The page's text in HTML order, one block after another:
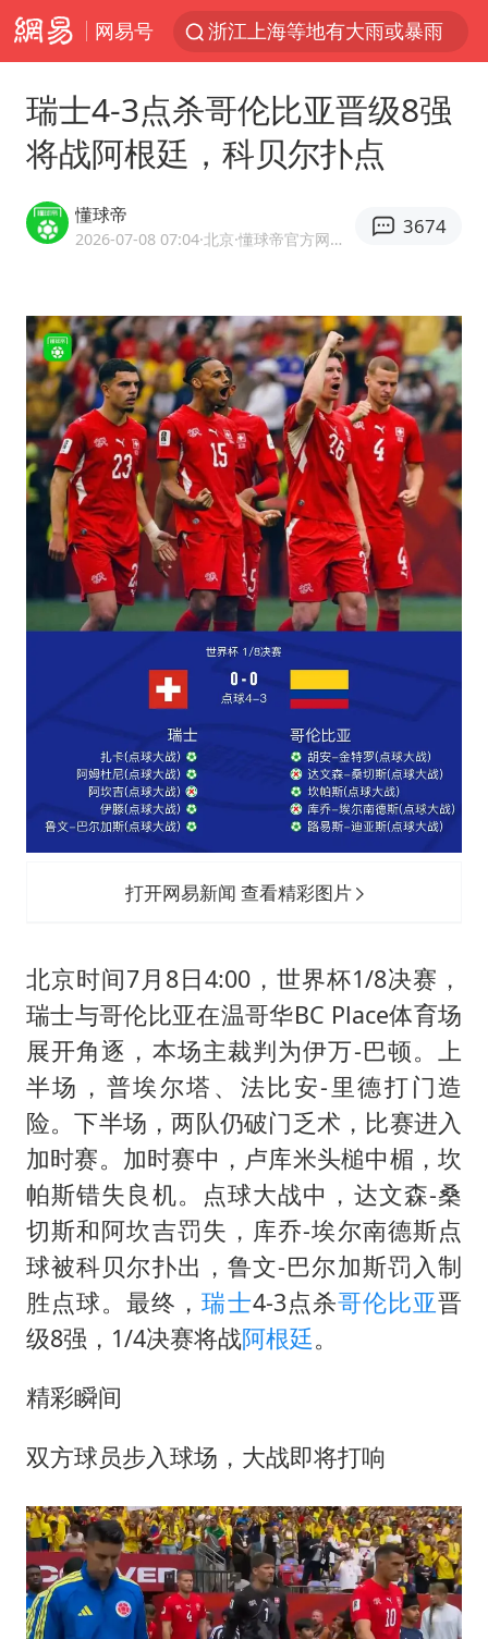
网易号
浙江上海等地有大雨或暴雨
微信又有新功能，你可以“撤回”你的撤回了！
“新疆的交警怎么个个像我妈”
上四休三，但降薪1000元，你接受吗？
台当局重金为“台独”织“皇帝新衣”
白海豚将正面袭击贯穿浙江
《欢迎来龙餐馆》口碑
郑丽文：台湾从来没有“独立”过
几元成本的AI广告导致千万市值蒸发
茅台部分直营店飞天茅台提价
酒店回应车内过夜被收150元
杭州全市有序停课
乐享全民健身 共筑健康中国
瑞士4-3点杀哥伦比亚晋级8强
将战阿根廷，科贝尔扑点
懂球帝
2026-07-08 07:04·北京 ·懂球帝官方网易号
3674
打开网易新闻 查看精彩图片
北京时间7月8日4:00，世界杯1/8决赛，
瑞士与哥伦比亚在温哥华BC Place体育场
展开角逐，本场主裁判为伊万-巴顿。上
半场，普埃尔塔、 法比安-里德打门造
险。下半场，两队仍破门乏术，比赛进入
加时赛。加时赛中，卢库米头槌中楣，坎
帕斯错失良机。点球大战中，达文森-桑
切斯和阿坎吉罚失，库乔-埃尔南德斯点
球被科贝尔扑出，鲁文-巴尔加斯罚入制
胜点球。最终，瑞士4-3点杀哥伦比亚晋
级8强，1/4决赛将战阿根廷。
精彩瞬间
双方球员步入球场，大战即将打响